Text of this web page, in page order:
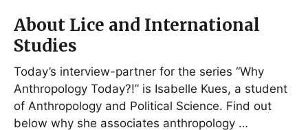
About Lice and International
Studies
Today’s interview-partner for the series “Why
Anthropology Today?!” is Isabelle Kues, a student
of Anthropology and Political Science. Find out
below why she associates anthropology …